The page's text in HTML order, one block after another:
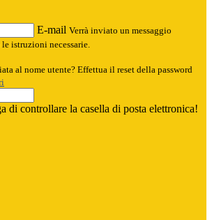
E-mail Verrà inviato un messaggio
istruzioni necessarie.
al nome utente? Effettua il reset della password
di controllare la casella di posta elettronica!